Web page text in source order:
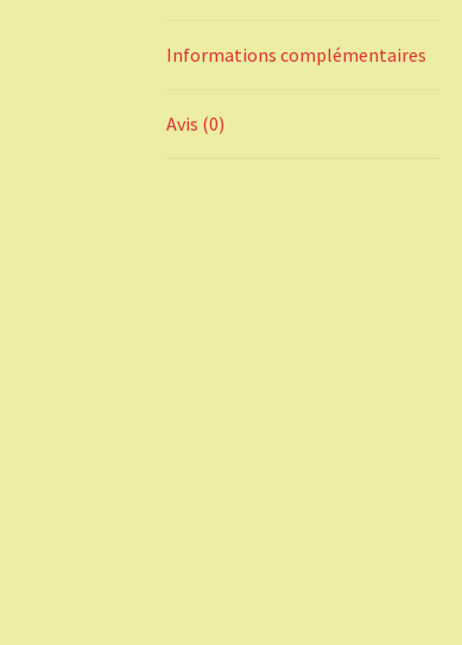
Informations complémentaires
Avis (0)